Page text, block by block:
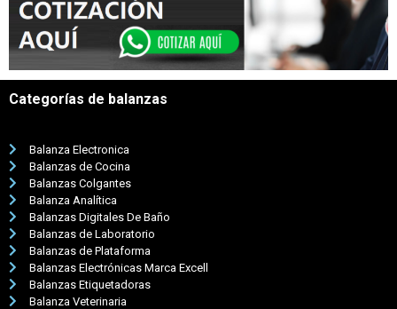
Categorías de balanzas
Balanza Electronica
Balanzas de Cocina
Balanzas Colgantes
Balanza Analítica
Balanzas Digitales De Baño
Balanzas de Laboratorio
Balanzas de Plataforma
Balanzas Electrónicas Marca Excell
Balanzas Etiquetadoras
Balanza Veterinaria